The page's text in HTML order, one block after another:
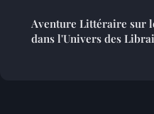
Aventure Littéraire sur
dans l'Univers des